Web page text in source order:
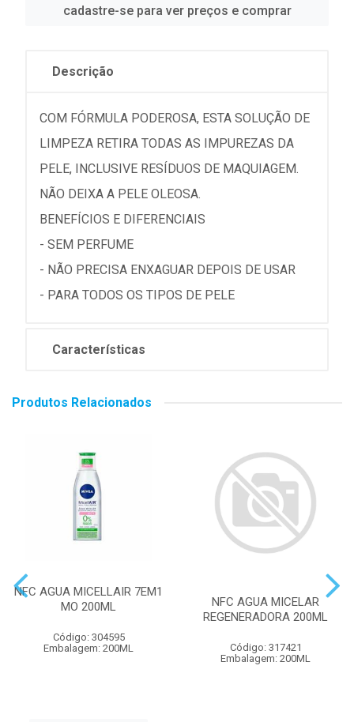
cadastre-se para ver preços e comprar
Descrição
COM FÓRMULA PODEROSA, ESTA SOLUÇÃO DE
LIMPEZA RETIRA TODAS AS IMPUREZAS DA
PELE, INCLUSIVE RESÍDUOS DE MAQUIAGEM.
NÃO DEIXA A PELE OLEOSA.
BENEFÍCIOS E DIFERENCIAIS
- SEM PERFUME
- NÃO PRECISA ENXAGUAR DEPOIS DE USAR
- PARA TODOS OS TIPOS DE PELE
Características
Produtos Relacionados
NFC AGUA MICELLAIR 7EM1
MO 200ML
Código: 304595
Embalagem: 200ML
NFC AGUA MICELAR
REGENERADORA 200ML
Código: 317421
Embalagem: 200ML